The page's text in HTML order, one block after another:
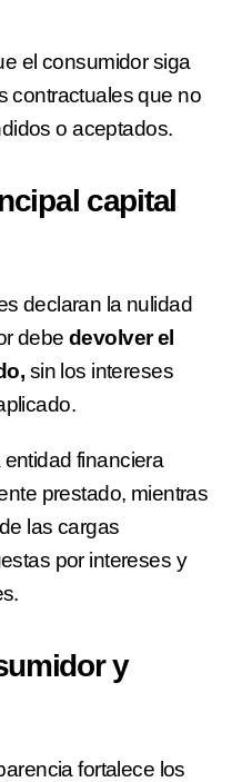
el consumidor siga
contractuales que no
o aceptados.
capital
declaran la nulidad
debedevolver el
sin los intereses
financiera
prestado, mientras
las cargas
por intereses y
y
fortalece los